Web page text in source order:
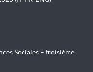
Sociales – troisième